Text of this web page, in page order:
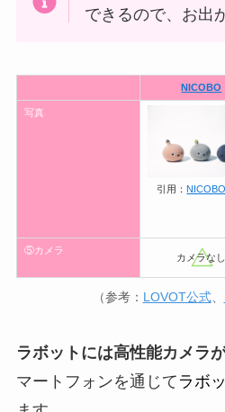
できるので、お出
NICOBO
写真
引用：
⑤カメラ
カメラなし
（参考： LOVOT公式、
ラボットには高性能カメラ
マートフォンを通じて ラボ